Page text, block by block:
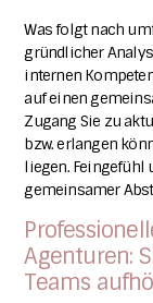
Was folgt nach
gründlicher
internen
auf einen
Zugang Sie zu
bzw. erlangen
liegen. Feingefühl
gemeinsamer
Agenturen:
Teams